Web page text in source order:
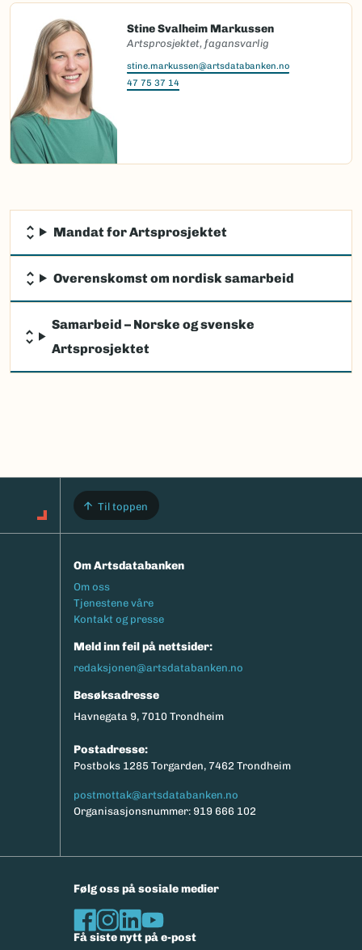
Stine Svalheim Markussen
Artsprosjektet, fagansvarlig
stine.markussen@artsdatabanken.no
47 75 37 14
Mandat for Artsprosjektet
Overenskomst om nordisk samarbeid
Samarbeid – Norske og svenske
Artsprosjektet
Til toppen
Om Artsdatabanken
Footermeny
Om oss
Tjenestene våre
Kontakt og presse
Meld inn feil på nettsider:
redaksjonen@artsdatabanken.no
Besøksadresse
Havnegata 9, 7010 Trondheim
Postadresse:
Postboks 1285 Torgarden, 7462 Trondheim
postmottak@artsdatabanken.no
Organisasjonsnummer: 919 666 102
Følg oss på sosiale medier
Få siste nytt på e-post